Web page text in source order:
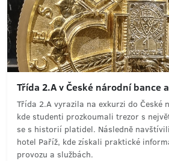
Třída 2.A v České národní bance
Třída 2.A vyrazila na exkurzi do České
kde studenti prozkoumali trezor s
se s historií platidel. Následně
hotel Paříž, kde získali praktické
provozu a službách.